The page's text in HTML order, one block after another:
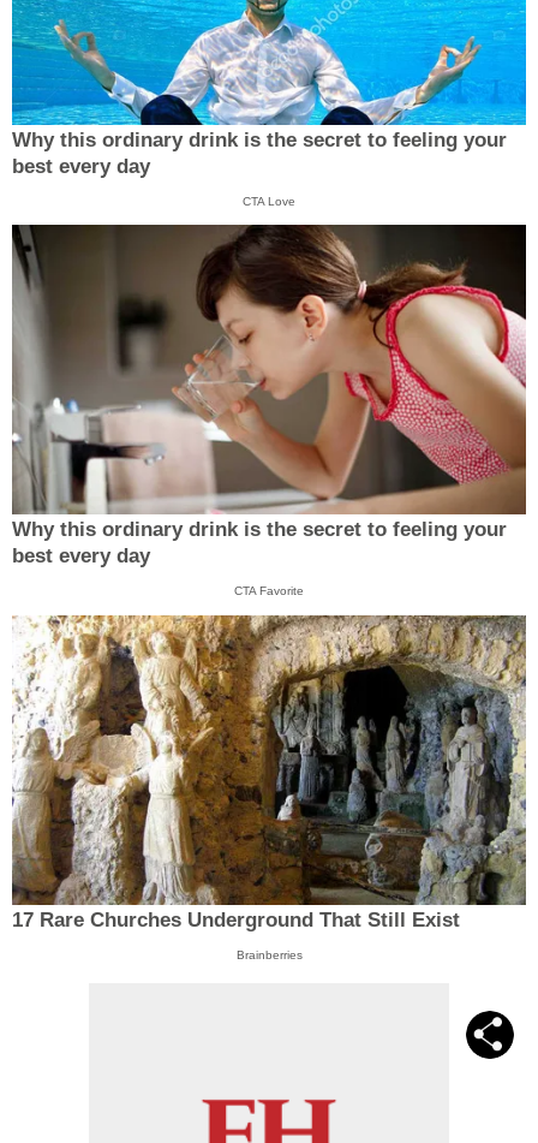
Why this ordinary drink is the secret to feeling your
best every day
CTA Love
Why this ordinary drink is the secret to feeling your
best every day
CTA Favorite
17 Rare Churches Underground That Still Exist
Brainberries